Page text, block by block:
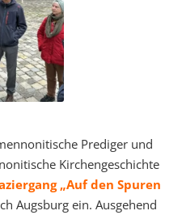
Prediger und
Kirchengeschichte
„Auf den Spuren
Augsburg ein. Ausgehend